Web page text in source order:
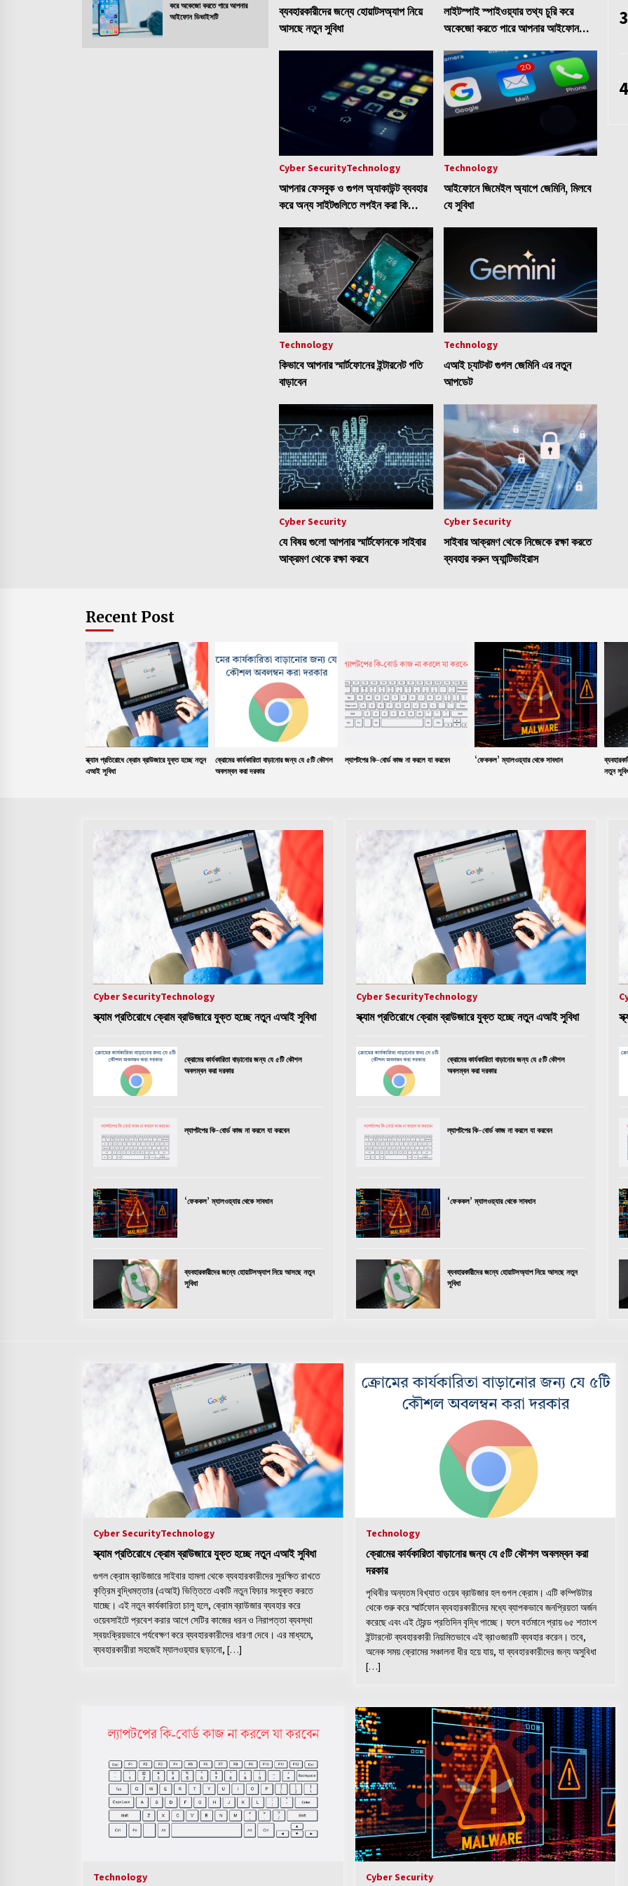
করে অকেজো করতে পারে আপনার
আইফোন ডিভাইসটি
ব্যবহারকারীদের জন্যে হোয়াটসঅ্যাপ নিয়ে
আসছে নতুন সুবিধা
লাইটস্পাই স্পাইওয়্যার তথ্য চুরি করে
অকেজো করতে পারে আপনার আইফোন
Cyber SecurityTechnology
আপনার ফেসবুক ও গুগল অ্যাকাউন্ট ব্যবহার
করে অন্য সাইটগুলিতে লগইন করা কি
Technology
আইফোনে জিমেইল অ্যাপে জেমিনি, মিলবে
যে সুবিধা
Technology
কিভাবে আপনার স্মার্টফোনের ইন্টারনেট গতি
বাড়াবেন
Technology
এআই চ্যাটবট গুগল জেমিনি এর নতুন
আপডেট
Cyber Security
যে বিষয় গুলো আপনার স্মার্টফোনকে সাইবার
আক্রমণ থেকে রক্ষা করবে
Cyber Security
সাইবার আক্রমণ থেকে নিজেকে রক্ষা করতে
ব্যবহার করুন অ্যান্টিভাইরাস
3
4
Recent Post
স্ক্যাম প্রতিরোধে ক্রোম ব্রাউজারে যুক্ত হচ্ছে নতুন
এআই সুবিধা
ক্রোমের কার্যকারিতা বাড়ানোর জন্য যে ৫টি কৌশল
অবলম্বন করা দরকার
ল্যাপটপের কি-বোর্ড কাজ না করলে যা করবেন ‘ফেককল’ ম্যালওয়্যার থেকে সাবধান
নতুন
Cyber SecurityTechnology
স্ক্যাম প্রতিরোধে ক্রোম ব্রাউজারে যুক্ত হচ্ছে নতুন এআই সুবিধা
ক্রোমের কার্যকারিতা বাড়ানোর জন্য যে ৫টি কৌশল
অবলম্বন করা দরকার
ল্যাপটপের কি-বোর্ড কাজ না করলে যা করবেন
‘ফেককল’ ম্যালওয়্যার থেকে সাবধান
ব্যবহারকারীদের জন্যে হোয়াটসঅ্যাপ নিয়ে আসছে নতুন
সুবিধা
Cyber SecurityTechnology
স্ক্যাম প্রতিরোধে ক্রোম ব্রাউজারে যুক্ত হচ্ছে নতুন এআই সুবিধা
ক্রোমের কার্যকারিতা বাড়ানোর জন্য যে ৫টি কৌশল
অবলম্বন করা দরকার
ল্যাপটপের কি-বোর্ড কাজ না করলে যা করবেন
‘ফেককল’ ম্যালওয়্যার থেকে সাবধান
ব্যবহারকারীদের জন্যে হোয়াটসঅ্যাপ নিয়ে আসছে নতুন
সুবিধা
Cyber SecurityTechnology
স্ক্যাম প্রতিরোধে ক্রোম ব্রাউজারে যুক্ত হচ্ছে নতুন এআই সুবিধা
গুগল ক্রোম ব্রাউজারে সাইবার হামলা থেকে ব্যবহারকারীদের সুরক্ষিত রাখতে
কৃত্রিম বুদ্ধিমত্তার (এআই) ভিত্তিতে একটি নতুন ফিচার সংযুক্ত করতে
যাচ্ছে। এই নতুন কার্যকারিতা চালু হলে, ক্রোম ব্রাউজার ব্যবহার করে
ওয়েবসাইটে প্রবেশ করার আগে সেটির কাজের ধরন ও নিরাপত্তা ব্যবস্থা
স্বয়ংক্রিয়ভাবে পর্যবেক্ষণ করে ব্যবহারকারীদের ধারণা দেবে। এর মাধ্যমে,
ব্যবহারকারীরা সহজেই ম্যালওয়্যার ছড়ানো, […]
Technology
ক্রোমের কার্যকারিতা বাড়ানোর জন্য যে ৫টি কৌশল অবলম্বন করা
দরকার
পৃথিবীর অন্যতম বিখ্যাত ওয়েব ব্রাউজার হল গুগল ক্রোম। এটি কম্পিউটার
থেকে শুরু করে স্মার্টফোন ব্যবহারকারীদের মধ্যে ব্যাপকভাবে জনপ্রিয়তা অর্জন
করেছে এবং এই ট্রেন্ড প্রতিদিন বৃদ্ধি পাচ্ছে। ফলে বর্তমানে প্রায় ৬৫ শতাংশ
ইন্টারনেট ব্যবহারকারী নিয়মিতভাবে এই ব্রাওজারটি ব্যবহার করেন। তবে,
অনেক সময় ক্রোমের সঞ্চালনা ধীর হয়ে যায়, যা ব্যবহারকারীদের জন্য অসুবিধা
[…]
Technology Cyber Security